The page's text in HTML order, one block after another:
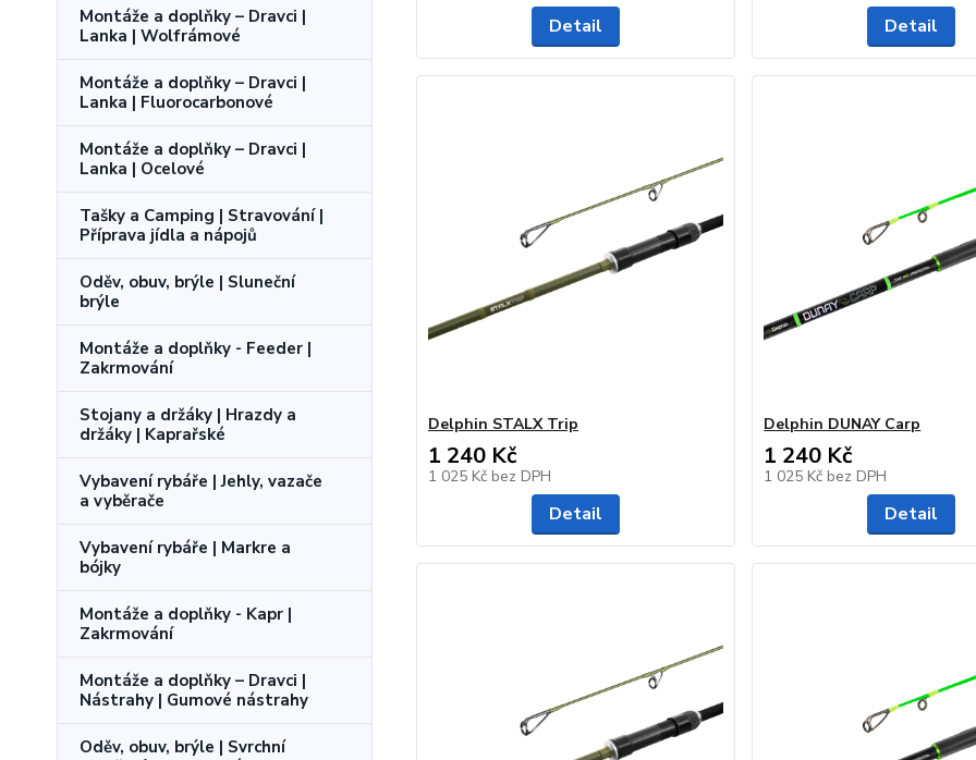
Montáže a doplňky – Dravci |
Lanka | Wolfrámové
Montáže a doplňky – Dravci |
Lanka | Fluorocarbonové
Montáže a doplňky – Dravci |
Lanka | Ocelové
Tašky a Camping | Stravování |
Příprava jídla a nápojů
Oděv, obuv, brýle | Sluneční
brýle
Montáže a doplňky - Feeder |
Zakrmování
Stojany a držáky | Hrazdy a
držáky | Kaprařské
Vybavení rybáře | Jehly, vazače
a vyběrače
Vybavení rybáře | Markre a
bójky
Montáže a doplňky - Kapr |
Zakrmování
Montáže a doplňky – Dravci |
Nástrahy | Gumové nástrahy
Oděv, obuv, brýle | Svrchní
Detail Detail
Delphin STALX Trip
1 240 Kč
1 025 Kč bez DPH
Detail
Delphin DUNAY Carp
1 240 Kč
1 025 Kč bez DPH
Detail